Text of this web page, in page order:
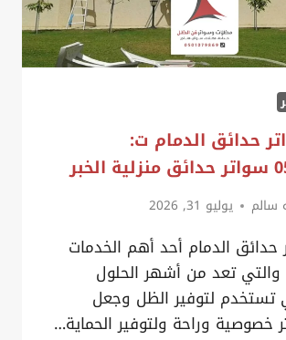
حدائق الدمام ت:
سالم يوليو 31, 2026
حدائق الدمام أحد أهم الخدمات
والتي تعد من أشهر الحلول
تستخدم لتوفير الظل وجعل
خصوصية وراحة ولتوفير الحماية…